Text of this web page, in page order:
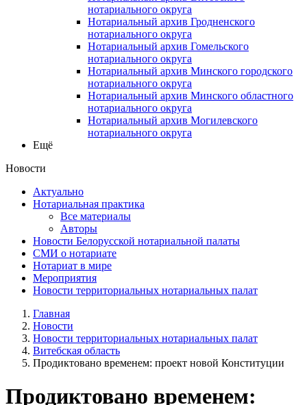
нотариального округа
Нотариальный архив Гродненского
нотариального округа
Нотариальный архив Гомельского
нотариального округа
Нотариальный архив Минского городского
нотариального округа
Нотариальный архив Минского областного
нотариального округа
Нотариальный архив Могилевского
нотариального округа
Ещё
Новости
Актуально
Нотариальная практика
Все материалы
Авторы
Новости Белорусской нотариальной палаты
СМИ о нотариате
Нотариат в мире
Мероприятия
Новости территориальных нотариальных палат
Главная
Новости
Новости территориальных нотариальных палат
Витебская область
Продиктовано временем: проект новой Конституции
Продиктовано временем: